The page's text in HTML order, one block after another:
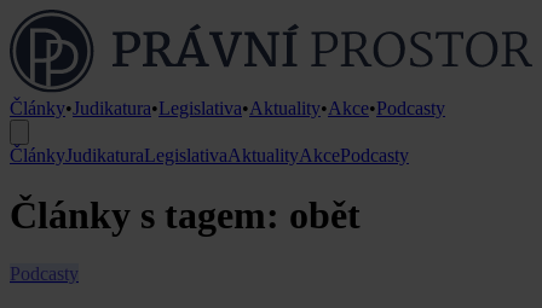
Články•Judikatura•Legislativa•Aktuality•Akce•Podcasty
ČlánkyJudikaturaLegislativaAktualityAkcePodcasty
Články s tagem: obět
Podcasty